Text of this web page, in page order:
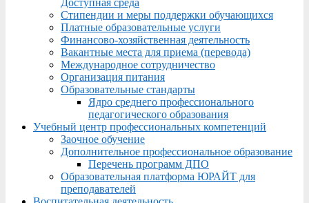
Доступная среда
Стипендии и меры поддержки обучающихся
Платные образовательные услуги
Финансово-хозяйственная деятельность
Вакантные места для приема (перевода)
Международное сотрудничество
Организация питания
Образовательные стандарты
Ядро среднего профессионального
педагогического образования
Учебный центр профессиональных компетенций
Заочное обучение
Дополнительное профессиональное образование
Перечень программ ДПО
Образовательная платформа ЮРАЙТ для
преподавателей